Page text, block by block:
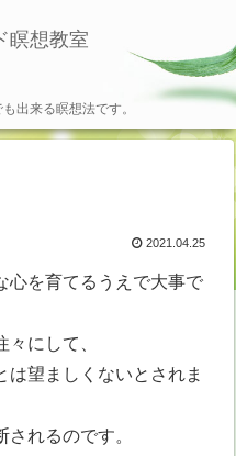
瞑想教室
出来る瞑想法です。
2021.04.25
心を育てるうえで大事で
にして、
は望ましくないとされま
れるのです。